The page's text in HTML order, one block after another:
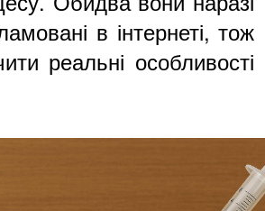
в інтернеті, тож
реальні особливості